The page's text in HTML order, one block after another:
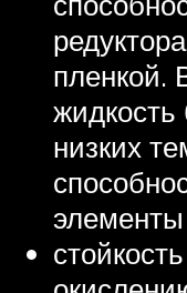
пленкой.
жидкость
низких